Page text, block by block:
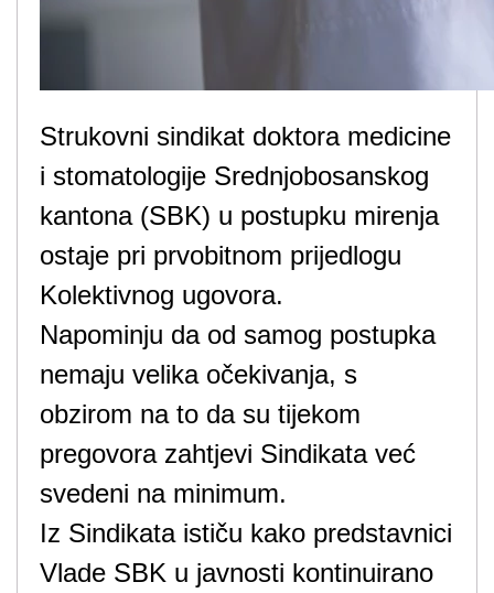
Strukovni sindikat doktora medicine
i stomatologije Srednjobosanskog
kantona (SBK) u postupku mirenja
ostaje pri prvobitnom prijedlogu
Kolektivnog ugovora.
Napominju da od samog postupka
nemaju velika očekivanja, s
obzirom na to da su tijekom
pregovora zahtjevi Sindikata već
svedeni na minimum.
Iz Sindikata ističu kako predstavnici
Vlade SBK u javnosti kontinuirano